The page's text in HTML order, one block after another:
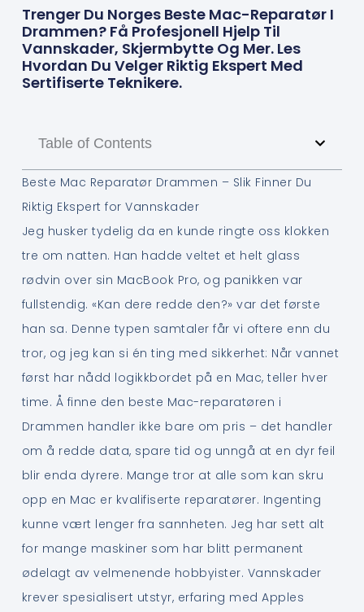
Trenger Du Norges Beste Mac-Reparatør I
Drammen? Få Profesjonell Hjelp Til
Vannskader, Skjermbytte Og Mer. Les
Hvordan Du Velger Riktig Ekspert Med
Sertifiserte Teknikere.
Table of Contents
Beste Mac Reparatør Drammen – Slik Finner Du
Riktig Ekspert for Vannskader
Jeg husker tydelig da en kunde ringte oss klokken
tre om natten. Han hadde veltet et helt glass
rødvin over sin MacBook Pro, og panikken var
fullstendig. «Kan dere redde den?» var det første
han sa. Denne typen samtaler får vi oftere enn du
tror, og jeg kan si én ting med sikkerhet: Når vannet
først har nådd logikkbordet på en Mac, teller hver
time. Å finne den beste Mac-reparatøren i
Drammen handler ikke bare om pris – det handler
om å redde data, spare tid og unngå at en dyr feil
blir enda dyrere. Mange tror at alle som kan skru
opp en Mac er kvalifiserte reparatører. Ingenting
kunne vært lenger fra sannheten. Jeg har sett alt
for mange maskiner som har blitt permanent
ødelagt av velmenende hobbyister. Vannskader
krever spesialisert utstyr, erfaring med Apples